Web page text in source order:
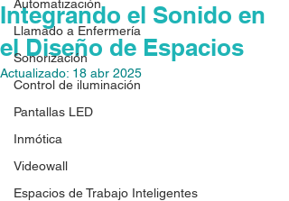
Automatización
Llamado a Enfermería
Sonorización
Control de iluminación
Pantallas LED
Inmótica
Videowall
Espacios de Trabajo Inteligentes
Integrando el Sonido en
el Diseño de Espacios
Actualizado: 18 abr 2025